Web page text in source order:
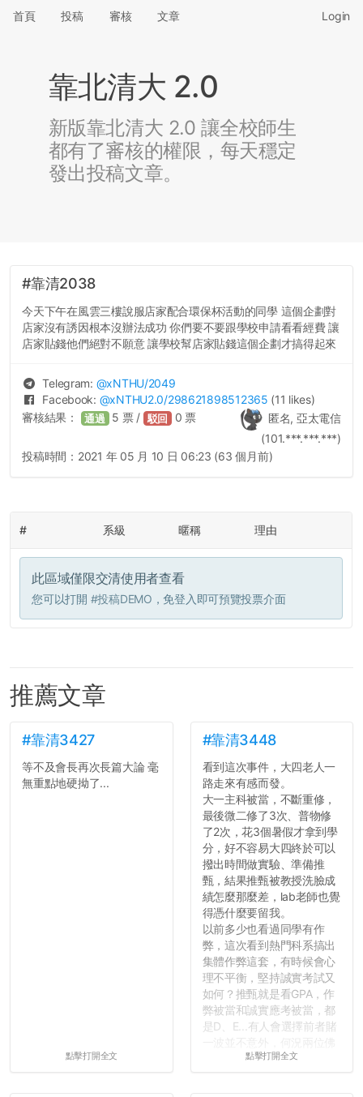
首頁 投稿 審核 文章 Login
靠北清大 2.0
新版靠北清大 2.0 讓全校師生
都有了審核的權限，每天穩定
發出投稿文章。
#靠清2038
今天下午在風雲三樓說服店家配合環保杯活動的同學 這個企劃對
店家沒有誘因根本沒辦法成功 你們要不要跟學校申請看看經費 讓
店家貼錢他們絕對不願意 讓學校幫店家貼錢這個企劃才搞得起來
Telegram: @xNTHU/2049
Facebook: @xNTHU2.0/298621898512365 (11 likes)
匿名, 亞太電信
(101.***.***.***)
審核結果： 通過 5 票 / 駁回 0 票
投稿時間： 2021 年 05 月 10 日 06:23 (63 個月前)
# 系級 暱稱 理由
此區域僅限交清使用者查看
您可以打開 #投稿DEMO ，免登入即可預覽投票介面
推薦文章
#靠清3427
等不及會長再次長篇大論 毫
無重點地硬拗了...
點擊打開全文
#靠清3448
看到這次事件，大四老人一
路走來有感而發。
大一主科被當，不斷重修，
最後微二修了3次、普物修
了2次，花3個暑假才拿到學
分，好不容易大四終於可以
撥出時間做實驗、準備推
甄，結果推甄被教授洗臉成
績怎麼那麼差，lab老師也覺
得憑什麼要留我。
以前多少也看過同學有作
弊，這次看到熱門科系搞出
集體作弊這套，有時候會心
理不平衡，堅持誠實考試又
如何？推甄就是看GPA，作
弊被當和誠實應考被當，都
是D、E...有人會選擇前者賭
心教授看起來要輕輕放下
點擊打開全文